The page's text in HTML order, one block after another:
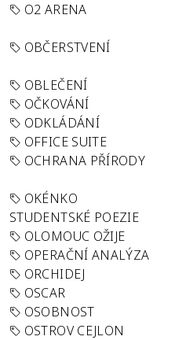
O2 ARENA
OBČERSTVENÍ
OBLEČENÍ
OČKOVÁNÍ
ODKLÁDÁNÍ
OFFICE SUITE
OCHRANA PŘÍRODY
OKÉNKO
STUDENTSKÉ POEZIE
OLOMOUC OŽIJE
OPERAČNÍ ANALÝZA
ORCHIDEJ
OSCAR
OSOBNOST
OSTROV CEJLON